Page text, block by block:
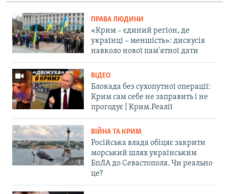
ПРАВА ЛЮДИНИ
«Крим – єдиний регіон, де
українці – меншість»: дискусія
навколо нової пам'ятної дати
ВІДЕО
Блокада без сухопутної операції:
Крим сам себе не заправить і не
прогодує | Крим.Реалії
ВІЙНА ТА КРИМ
Російська влада обіцяє закрити
морський шлях українським
БпЛА до Севастополя. Чи реально
це?